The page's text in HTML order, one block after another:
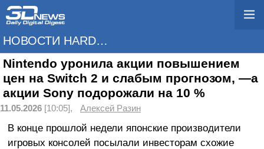
НОВОСТИ HARDWARE
Nintendo уронила акции повышением
цен на Switch 2 и слабым прогнозом, —а
акции Sony подорожали на 10 %
11.05.2026 [10:05], Алексей Разин
В конце прошлой недели японские производители
игровых консолей посылали инвесторам схожие